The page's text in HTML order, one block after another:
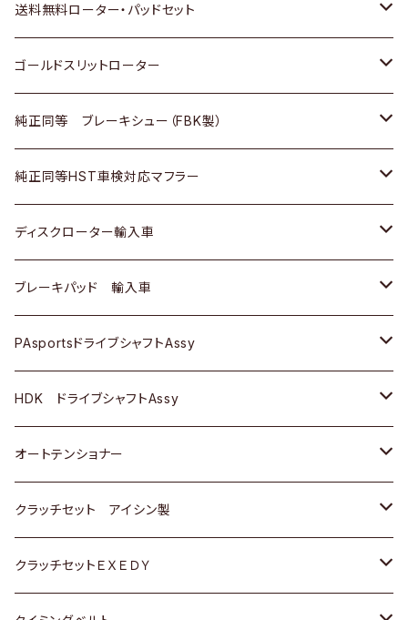
日野
三菱ふそう
ＢＭＷ
日野
三菱ふそう
三菱ふそう
その他
三菱
スバル
ダイハツ
マツダ
三菱
スバル
マツダ
三菱
日産
ダイハツ
マツダ
三菱
スバル
スズキ
日産
いすゞ
ダイハツ
マツダ
三菱
スバル
ＢＥＮＺ
ホンダ
スズキ
日産
ダイハツ
マツダ
三菱
スバル
トヨタ
ホンダ
日産
いすゞ
ダイハツ
マツダ
三菱
スバル
送料無料ローター・パッドセット
トヨタ
ホンダ
スズキ
日産
ダイハツ
マツダ
三菱
スバル
ゴールドスリットローター
トヨタ
ホンダ
スズキ
日産
ダイハツ
マツダ
三菱
スバル
純正同等 ブレーキシュー（FBK製）
ホンダ
スズキ
日産
ダイハツ
マツダ
三菱
スバル
純正同等HST車検対応マフラー
トヨタ
ホンダ
スズキ
日産
いすゞ
ダイハツ
マツダ
ディスクローター輸入車
ＡＵＤＩ
ＢＥＮＺ
ＢＭＷ
GOLF
ＷＡＧＥＮ
アストロ（シボレー）
ブレーキパッド 輸入車
ＢＥＮＺ
ＢＭＷ
ＷＡＧＥＮ
ＶＯＬＶＯ
PAsportsドライブシャフトAssy
トヨタ
ホンダ
スズキ
日産
HDK ドライブシャフトAssy
スズキ
ダイハツ
日産
オートテンショナー
トヨタ
クラッチセット アイシン製
ホンダ
クラッチセットＥＸＥＤＹ